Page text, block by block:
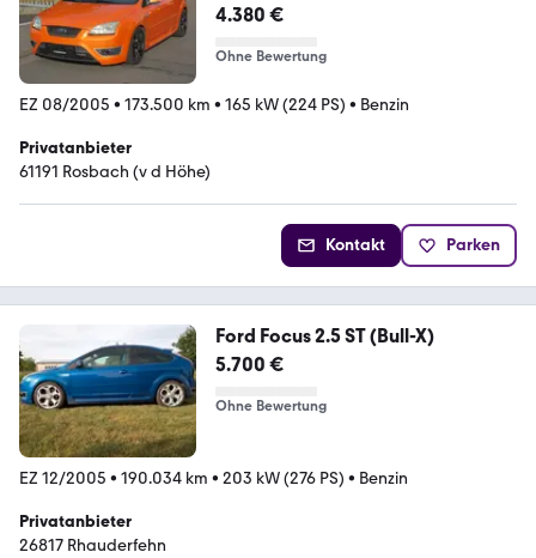
4.380 €
Ohne Bewertung
EZ 08/2005 • 173.500 km • 165 kW (224 PS) • Benzin
Privatanbieter
61191 Rosbach (v d Höhe)
Kontakt Parken
Ford Focus 2.5 ST (Bull-X)
5.700 €
Ohne Bewertung
EZ 12/2005 • 190.034 km • 203 kW (276 PS) • Benzin
Privatanbieter
26817 Rhauderfehn